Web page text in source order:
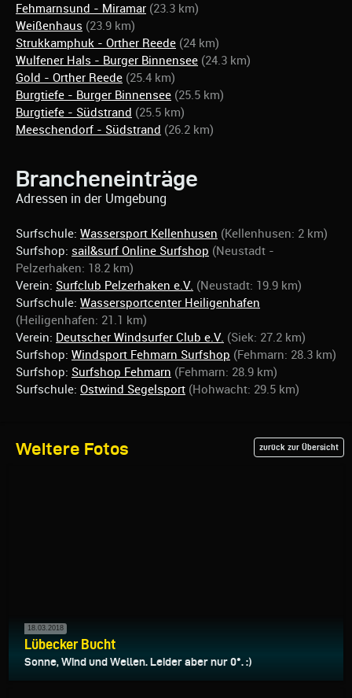
Fehmarnsund - Miramar (23.3 km)
Weißenhaus (23.9 km)
Strukkamphuk - Orther Reede (24 km)
Wulfener Hals - Burger Binnensee (24.3 km)
Gold - Orther Reede (25.4 km)
Burgtiefe - Burger Binnensee (25.5 km)
Burgtiefe - Südstrand (25.5 km)
Meeschendorf - Südstrand (26.2 km)
Brancheneinträge
Adressen in der Umgebung
Surfschule: Wassersport Kellenhusen (Kellenhusen: 2 km)
Surfshop: sail&surf Online Surfshop (Neustadt -
Pelzerhaken: 18.2 km)
Verein: Surfclub Pelzerhaken e.V. (Neustadt: 19.9 km)
Surfschule: Wassersportcenter Heiligenhafen
(Heiligenhafen: 21.1 km)
Verein: Deutscher Windsurfer Club e.V. (Siek: 27.2 km)
Surfshop: Windsport Fehmarn Surfshop (Fehmarn: 28.3 km)
Surfshop: Surfshop Fehmarn (Fehmarn: 28.9 km)
Surfschule: Ostwind Segelsport (Hohwacht: 29.5 km)
Weitere Fotos zurück zur Übersicht
18.03.2018
Lübecker Bucht
Sonne, Wind und Wellen. Leider aber nur 0°. :)